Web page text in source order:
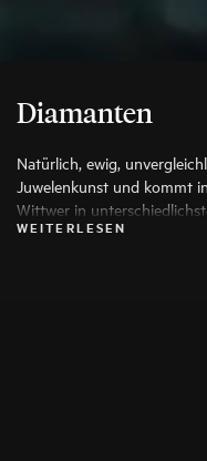
Diamanten
Natürlich, ewig,
Juwelenkunst und kommt
Wittwer in
Anwendung, die seine
WEITERLESEN